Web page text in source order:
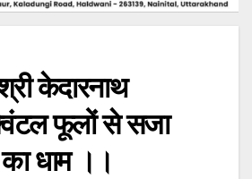
केदारनाथ
फूलों से सजा
का धाम ।।